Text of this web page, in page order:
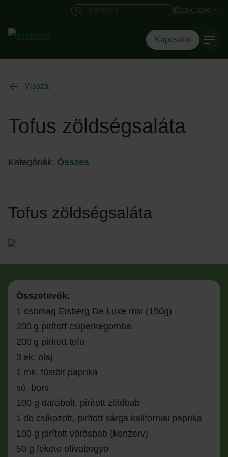
Keresés mező ENCSSK
Kapcsolat
Vissza
Tofus zöldségsaláta
Kategóriák: Összes
Tofus zöldségsaláta
Összetevők:
1 csomag Eisberg De Luxe mix (150g)
200 g pirított csiperkegomba
200 g pirított tofu
3 ek. olaj
1 mk. füstölt paprika
só, bors
100 g darabolt, pirított zöldbab
1 db csíkozott, pirított sárga kaliforniai paprika
100 g pirított vörösbab (konzerv)
50 g fekete olívabogyó